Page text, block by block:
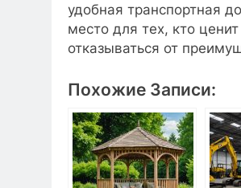
удобная транспортная
место для тех, кто
отказываться от
Похожие Записи: